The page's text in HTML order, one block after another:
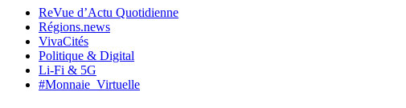
ReVue d’Actu Quotidienne
Régions.news
VivaCités
Politique & Digital
Li-Fi & 5G
#Monnaie_Virtuelle